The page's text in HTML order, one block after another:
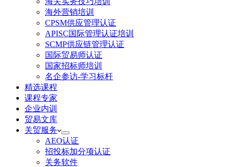
海外营销培训
CPSM供应管理认证
APISC国际管理认证培训
SCMP供应链管理认证
国际贸易师认证
国家招标师培训
名企参访-学习标杆
精选课程
课程专家
企业内训
贸易文库
关贸服务
AEO认证
招投标加分项认证
关务软件